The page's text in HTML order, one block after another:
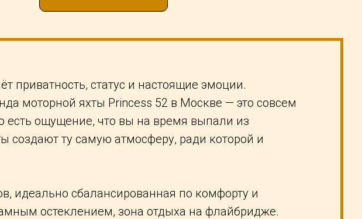
приватность, статус и настоящие эмоции.
моторной яхты Princess 52 в Москве — это совсем
есть ощущение, что вы на время выпали из
создают ту самую атмосферу, ради которой и
идеально сбалансированная по комфорту и
остеклением, зона отдыха на флайбридже.